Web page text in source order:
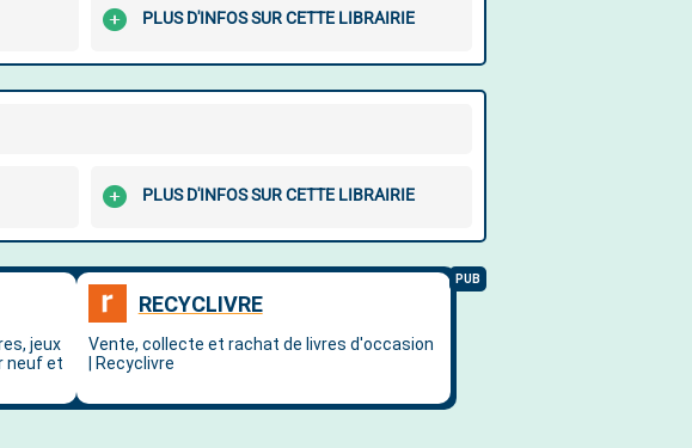
PLUS D'INFOS SUR CETTE LIBRAIRIE
PLUS D'INFOS SUR CETTE LIBRAIRIE